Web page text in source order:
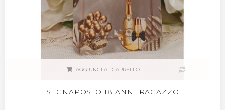
AGGIUNGI AL CARRELLO
SEGNAPOSTO 18 ANNI RAGAZZO